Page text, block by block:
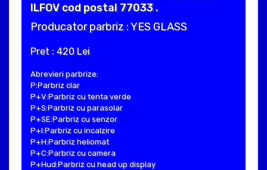
ILFOV cod postal 77033 .
Producator parbriz : YES GLASS
Pret : 420 Lei
Abrevieri parbrize:
P:Parbriz clar
P+V:Parbriz cu tenta verde
P+S:Parbriz cu parasolar
P+SE:Parbriz cu senzor
P+I:Parbriz cu incalzire
P+H:Parbriz heliomat
P+C:Parbriz cu camera
P+Hud:Parbriz cu head up display